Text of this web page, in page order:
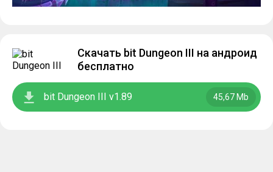
Скачать bit Dungeon III на андроид
бесплатно
bit Dungeon III v1.89 45,67 Mb